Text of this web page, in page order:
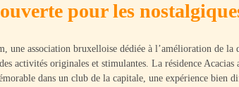
pour les
une association bruxelloise dédiée à l’amélioration de la
activités originales et stimulantes. La résidence Acacias
dans un club de la capitale, une expérience bien